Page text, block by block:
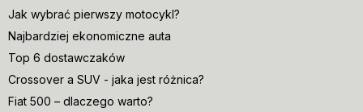
Jak wybrać pierwszy motocykl?
Najbardziej ekonomiczne auta
Top 6 dostawczaków
Crossover a SUV - jaka jest różnica?
Fiat 500 – dlaczego warto?